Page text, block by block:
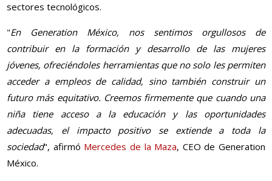
sectores tecnológicos.
"En Generation México, nos sentimos orgullosos de
contribuir en la formación y desarrollo de las mujeres
jóvenes, ofreciéndoles herramientas que no solo les permiten
acceder a empleos de calidad, sino también construir un
futuro más equitativo. Creemos firmemente que cuando una
niña tiene acceso a la educación y las oportunidades
adecuadas, el impacto positivo se extiende a toda la
sociedad", afirmó Mercedes de la Maza, CEO de Generation
México.